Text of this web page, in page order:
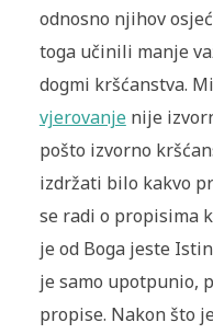
odnosno njihov
toga učinili manje
dogmi kršćanstva.
vjerovanjenije
pošto izvorno
izdržati bilo kakvo
se radi o propisima
je od Boga jeste
je samo upotpunio,
propise. Nakon što